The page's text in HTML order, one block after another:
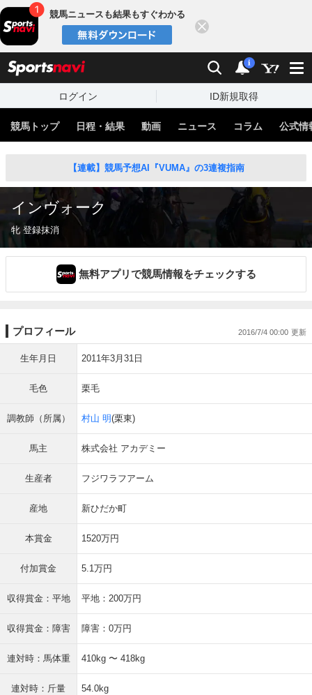
競馬ニュースも結果もすぐわかる
検索 通知
i
ログイン ID新規取得
競馬トップ 日程・結果 動画 ニュース コラム 公式情
【連載】競馬予想AI『VUMA』の3連複指南
インヴォーク
牝 登録抹消
無料アプリで競馬情報をチェックする
プロフィール 2016/7/4 00:00
生年月日 2011年3月31日
毛色 栗毛
調教師（所属） 村山 明(栗東)
馬主 株式会社 アカデミー
生産者 フジワラフアーム
産地 新ひだか町
本賞金 1520万円
付加賞金 5.1万円
収得賞金：平地 平地：200万円
収得賞金：障害 障害：0万円
連対時：馬体重 410kg 〜 418kg
連対時：斤量 54.0kg